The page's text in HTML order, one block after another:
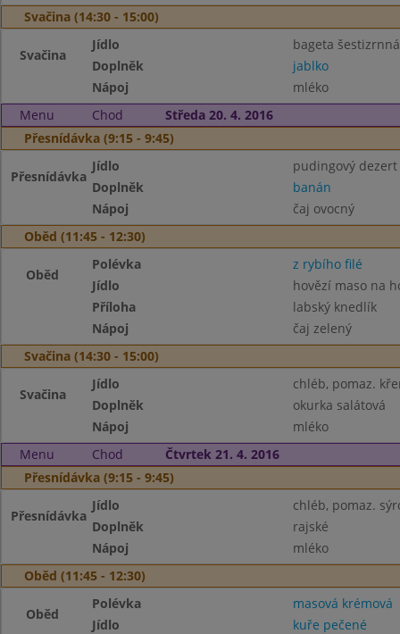
Svačina (14:30 - 15:00)
Svačina
Jídlo
bageta
Doplněk
jablko
Nápoj
mléko
Menu
Chod
Středa 20. 4. 2016
Přesnídávka (9:15 - 9:45)
Přesnídávka
Jídlo
pudingový
Doplněk
banán
Nápoj
čaj ovocný
Oběd (11:45 - 12:30)
Oběd
Polévka
z rybího filé
Jídlo
hovězí maso na
Příloha
labský knedlík
Nápoj
čaj zelený
Svačina (14:30 - 15:00)
Svačina
Jídlo
chléb, pomaz.
Doplněk
okurka salátová
Nápoj
mléko
Menu
Chod
Čtvrtek 21. 4. 2016
Přesnídávka (9:15 - 9:45)
Přesnídávka
Jídlo
chléb, pomaz.
Doplněk
rajské
Nápoj
mléko
Oběd (11:45 - 12:30)
Oběd
Polévka
masová krémová
Jídlo
kuře pečené